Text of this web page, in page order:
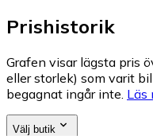
Prishistorik
Grafen visar lägsta pris
eller storlek) som varit
begagnat ingår inte. Läs
Välj butik